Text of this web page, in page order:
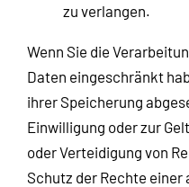
zu verlangen.
Wenn Sie die
Daten eingeschränkt
ihrer Speicherung
Einwilligung oder zur
oder Verteidigung von
Schutz der Rechte